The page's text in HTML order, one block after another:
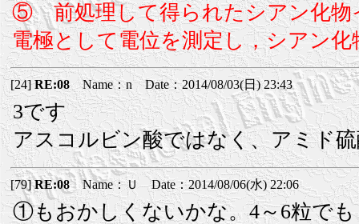
⑤ 前処理して得られたシアン化物
電極として電位を測定し，シアン
[24]RE:08Name：n Date：2014/08/03(日) 23:43
3です
アスコルビン酸ではなく、アミド
[79]RE:08Name：Ｕ Date：2014/08/06(水) 22:06
①もおかしくないかな。4～6粒で